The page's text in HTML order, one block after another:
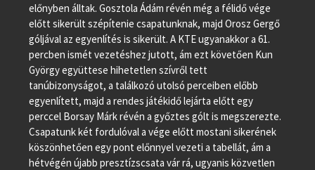
előnyben álltak. Gosztola Ádám révén még a félidő vége
előtt sikerült szépítenie csapatunknak, majd Orosz Gergő
góljával az egyenlítés is sikerült. A KTE ugyanakkor a 61.
percben ismét vezetéshez jutott, ám ezt követően Kun
György együttese hihetetlen szívről tett
tanúbizonyságot, a találkozó utolsó perceiben előbb
egyenlített, majd a rendes játékidő lejárta előtt egy
perccel Borsay Márk révén a győztes gólt is megszerezte.
Csapatunk két fordulóval a vége előtt mostani sikerének
köszönhetően egy pont előnnyel vezeti a tabellát, ám a
hétvégén újabb presztízscsata vár rá, ugyanis közvetlen